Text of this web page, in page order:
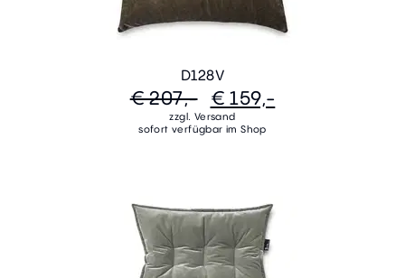
D128V
€ 207,- € 159,-
zzgl. Versand
sofort verfügbar im Shop